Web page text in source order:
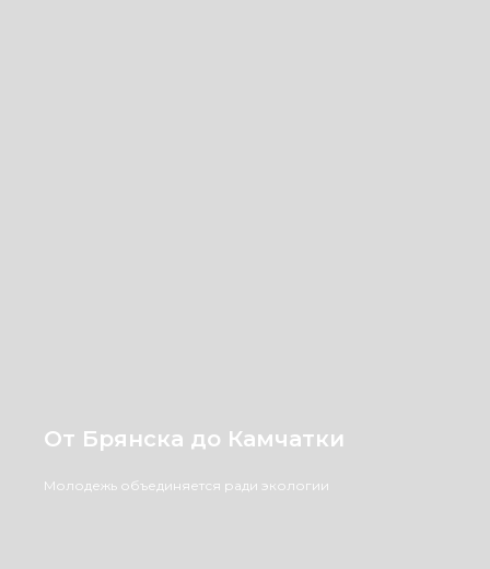
От Брянска до Камчатки
Молодежь объединяется ради экологии